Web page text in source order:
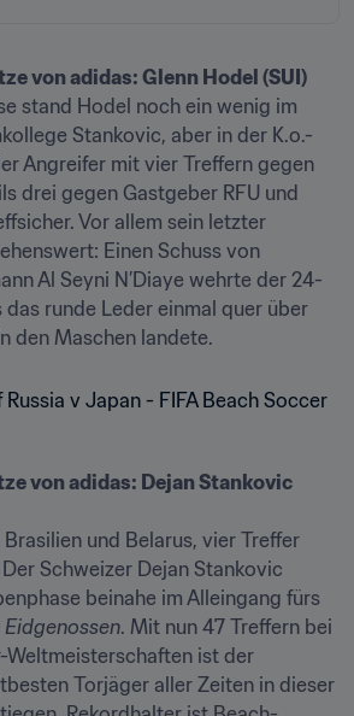
stand Hodel noch ein wenig im
Stankovic, aber in der K.o.-
Angreifer mit vier Treffern gegen
drei gegen Gastgeber RFU und
Vor allem sein letzter
Einen Schuss von
Al Seyni N’Diaye wehrte der 24-
runde Leder einmal quer über
den Maschen landete.
von adidas: Dejan Stankovic
und Belarus, vier Treffer
Schweizer Dejan Stankovic
beinahe im Alleingang fürs
Eidgenossen. Mit nun 47 Treffern bei
Weltmeisterschaften ist der
Torjäger aller Zeiten in dieser